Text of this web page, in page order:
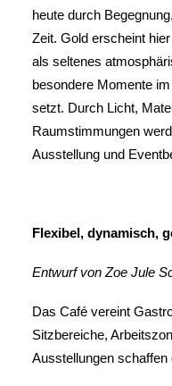
heute durch
Zeit. Gold erscheint
als seltenes
besondere Momente
setzt. Durch Licht,
Raumstimmungen
Ausstellung und
Flexibel, dynamisch,
Entwurf von Zoe Jule
Das Café vereint
Sitzbereiche,
Ausstellungen schaffen